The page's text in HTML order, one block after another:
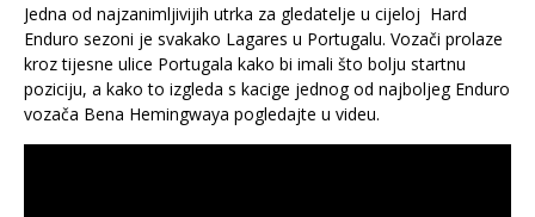
Jedna od najzanimljivijih utrka za gledatelje u cijeloj Hard
Enduro sezoni je svakako Lagares u Portugalu. Vozači prolaze
kroz tijesne ulice Portugala kako bi imali što bolju startnu
poziciju, a kako to izgleda s kacige jednog od najboljeg Enduro
vozača Bena Hemingwaya pogledajte u videu.